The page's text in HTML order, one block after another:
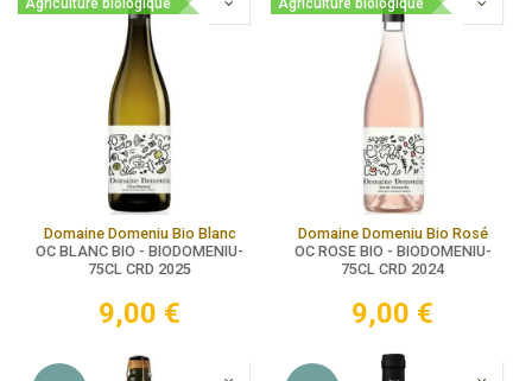
Agriculture biologique
Domaine Domeniu Bio Blanc
OC BLANC BIO - BIODOMENIU-
75CL CRD 2025
9,00 €
Agriculture biologique
Domaine Domeniu Bio Rosé
OC ROSE BIO - BIODOMENIU-
75CL CRD 2024
9,00 €